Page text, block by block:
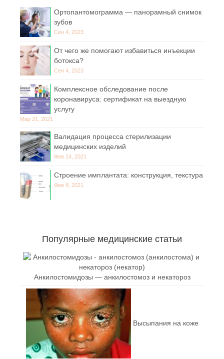
Ортопантомограмма — панорамный снимок
зубов
Сен 4, 2023
От чего же помогают избавиться инъекции
ботокса?
Сен 4, 2023
Комплексное обследование после
коронавируса: сертификат на выездную
услугу
Мар 21, 2021
Валидация процесса стерилизации
медицинских изделий
Фев 14, 2021
Строение имплантата: конструкция, текстура
Фев 8, 2021
Популярные медицинские статьи
Анкилостомидозы — анкилостомоз и некатороз
Высыпания на коже